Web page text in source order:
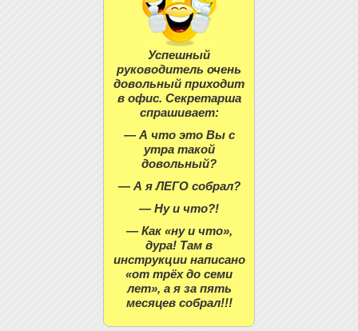
Успешный
руководитель очень
довольный приходит
в офис. Секретарша
спрашивает:
— А что это Вы с
утра такой
довольный?
— А я ЛЕГО собрал?
— Ну и что?!
— Как «ну и что»,
дура! Там в
инструкции написано
«от трёх до семи
лет», а я за пять
месяцев собрал!!!